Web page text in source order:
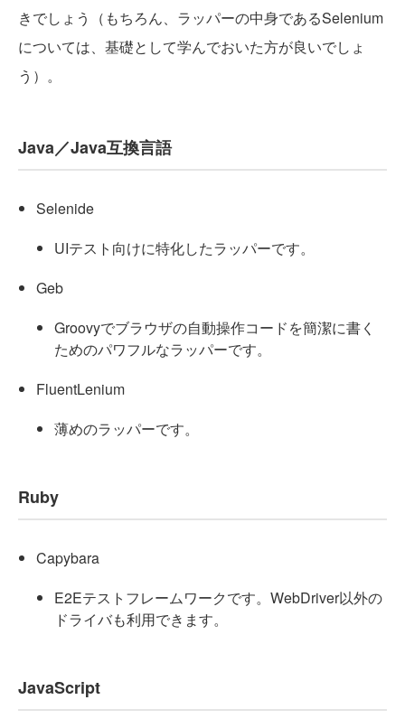
きでしょう（もちろん、ラッパーの中身であるSelenium
については、基礎として学んでおいた方が良いでしょ
う）。
Java／Java互換言語
Selenide
UIテスト向けに特化したラッパーです。
Geb
Groovyでブラウザの自動操作コードを簡潔に書く
ためのパワフルなラッパーです。
FluentLenium
薄めのラッパーです。
Ruby
Capybara
E2Eテストフレームワークです。WebDriver以外の
ドライバも利用できます。
JavaScript